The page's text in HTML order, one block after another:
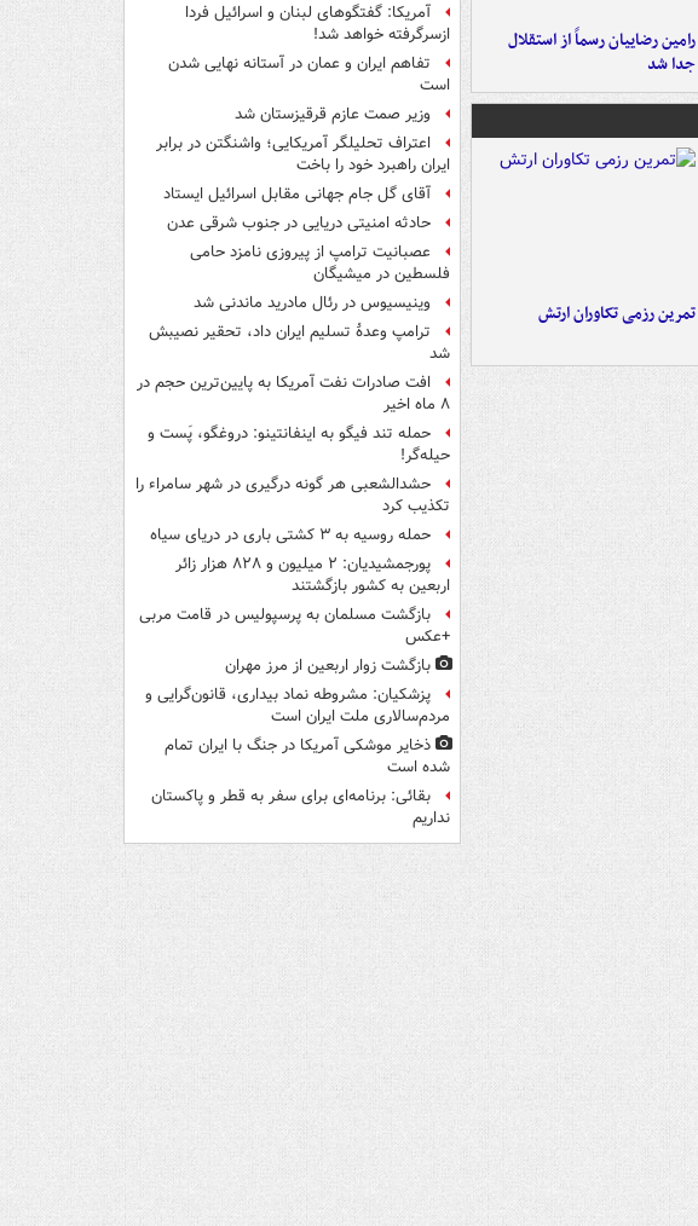
رامین رضاییان رسماً از استقلال
جدا شد
تمرین رزمی تکاوران ارتش
آمریکا: گفتگوهای لبنان و اسرائیل فردا
ازسرگرفته خواهد شد!
تفاهم ایران و عمان در آستانه نهایی شدن
است
وزیر صمت عازم قرقیزستان شد
اعتراف تحلیلگر آمریکایی؛ واشنگتن در برابر
ایران راهبرد خود را باخت
آقای گل جام جهانی مقابل اسرائیل ایستاد
حادثه امنیتی دریایی در جنوب شرقی عدن
عصبانیت ترامپ از پیروزی نامزد حامی
فلسطین در میشیگان
وینیسیوس در رئال مادرید ماندنی شد
ترامپ وعدۀ تسلیم ایران داد، تحقیر نصیبش
شد
افت صادرات نفت آمریکا به پایین‌ترین حجم در
۸ ماه اخیر
حمله تند فیگو به اینفانتینو: دروغگو، پَست‌ و
حیله‌گر!
حشدالشعبی هر گونه درگیری در شهر سامراء را
تکذیب کرد
حمله روسیه به ۳ کشتی باری در دریای سیاه
پورجمشیدیان: ۲ میلیون و ۸۲۸ هزار زائر
اربعین به کشور بازگشتند
بازگشت مسلمان به پرسپولیس در قامت مربی
+عکس
بازگشت زوار اربعین از مرز مهران
پزشکیان: مشروطه نماد بیداری، قانون‌گرایی و
مردم‌سالاری ملت ایران است
ذخایر موشکی آمریکا در جنگ با ایران تمام
شده است
بقائی: برنامه‌ای برای سفر به قطر و پاکستان
نداریم